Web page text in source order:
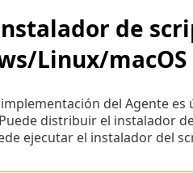
de
Linux/macOS
del Agente
distribuir el instalador
ejecutar el instalador del